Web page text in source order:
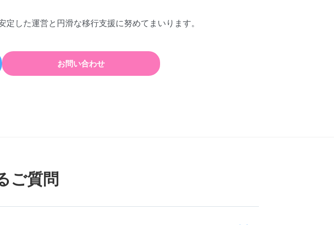
した運営と円滑な移行支援に努めてまいります。
お問い合わせ
ご質問